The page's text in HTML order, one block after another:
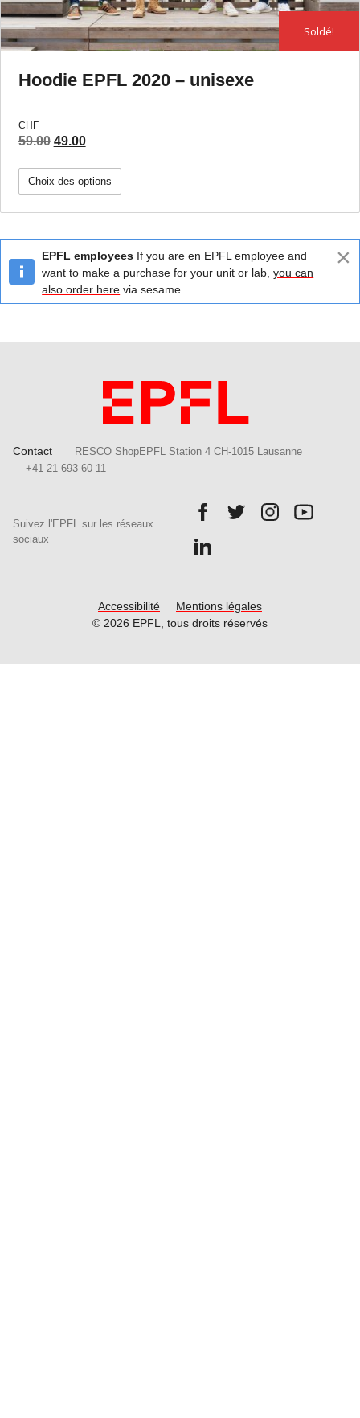
Soldé!
Hoodie EPFL 2020 – unisexe
CHF
59.00 Le
initial
était :
59.00.
49.00Le
actuel
est :
49.00.
Choix des options
EPFL employees If you are en EPFL employee and
want to make a purchase for your unit or lab,you can
also order here via sesame.
×
Contact
RESCO ShopEPFL Station 4 CH-1015 Lausanne
+41 21 693 60 11
Suivez l'EPFL sur les réseaux
sociaux
Follow us on Facebook.
Follow us on Twitter.
Follow us on
Follow
Accessibilité
Mentions légales
© 2026 EPFL, tous droits réservés